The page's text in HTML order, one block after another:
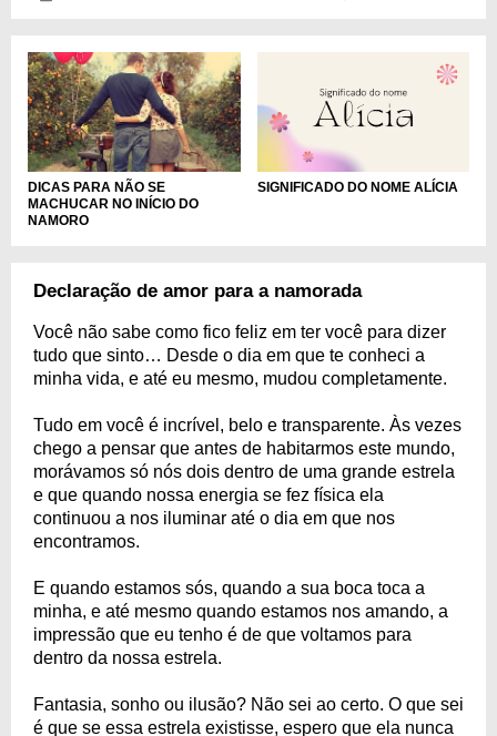
DICAS PARA NÃO SE
MACHUCAR NO INÍCIO DO
NAMORO
SIGNIFICADO DO NOME ALÍCIA
Declaração de amor para a namorada
Você não sabe como fico feliz em ter você para dizer
tudo que sinto… Desde o dia em que te conheci a
minha vida, e até eu mesmo, mudou completamente.
Tudo em você é incrível, belo e transparente. Às vezes
chego a pensar que antes de habitarmos este mundo,
morávamos só nós dois dentro de uma grande estrela
e que quando nossa energia se fez física ela
continuou a nos iluminar até o dia em que nos
encontramos.
E quando estamos sós, quando a sua boca toca a
minha, e até mesmo quando estamos nos amando, a
impressão que eu tenho é de que voltamos para
dentro da nossa estrela.
Fantasia, sonho ou ilusão? Não sei ao certo. O que sei
é que se essa estrela existisse, espero que ela nunca